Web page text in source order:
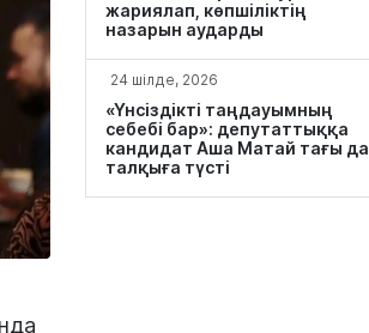
жариялап, көпшіліктің
назарын аударды
24 шілде, 2026
«Үнсіздікті таңдауымның
себебі бар»: депутаттыққа
кандидат Аша Матай тағы да
талқыға түсті